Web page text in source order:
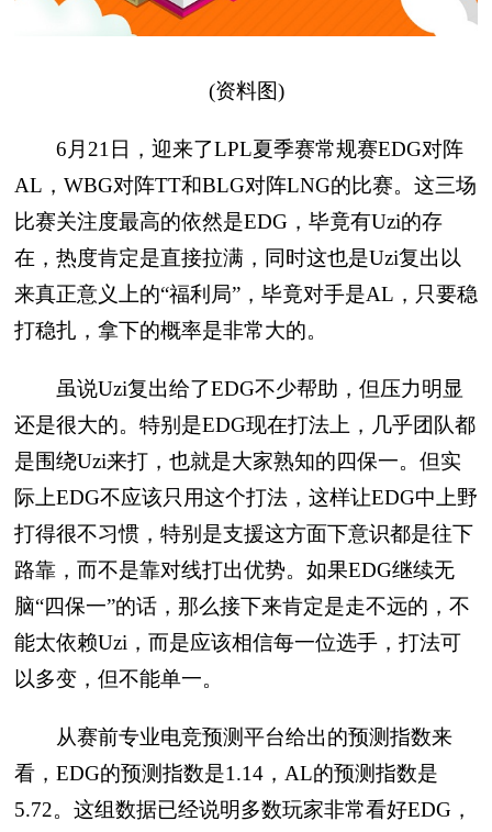
(资料图)
6月21日，迎来了LPL夏季赛常规赛EDG对阵
AL，WBG对阵TT和BLG对阵LNG的比赛。这三场
比赛关注度最高的依然是EDG，毕竟有Uzi的存
在，热度肯定是直接拉满，同时这也是Uzi复出以
来真正意义上的“福利局”，毕竟对手是AL，只要稳
打稳扎，拿下的概率是非常大的。
虽说Uzi复出给了EDG不少帮助，但压力明显
还是很大的。特别是EDG现在打法上，几乎团队都
是围绕Uzi来打，也就是大家熟知的四保一。但实
际上EDG不应该只用这个打法，这样让EDG中上野
打得很不习惯，特别是支援这方面下意识都是往下
路靠，而不是靠对线打出优势。如果EDG继续无
脑“四保一”的话，那么接下来肯定是走不远的，不
能太依赖Uzi，而是应该相信每一位选手，打法可
以多变，但不能单一。
从赛前专业电竞预测平台给出的预测指数来
看，EDG的预测指数是1.14，AL的预测指数是
5.72。这组数据已经说明多数玩家非常看好EDG，